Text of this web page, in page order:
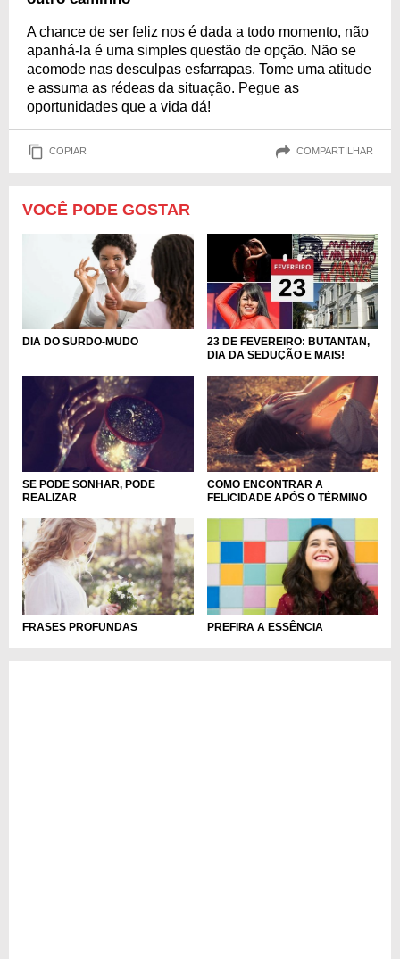
A chance de ser feliz nos é dada a todo momento, não
apanhá-la é uma simples questão de opção. Não se
acomode nas desculpas esfarrapas. Tome uma atitude
e assuma as rédeas da situação. Pegue as
oportunidades que a vida dá!
COPIAR COMPARTILHAR
VOCÊ PODE GOSTAR
DIA DO SURDO-MUDO
23 DE FEVEREIRO: BUTANTAN,
DIA DA SEDUÇÃO E MAIS!
SE PODE SONHAR, PODE
REALIZAR
COMO ENCONTRAR A
FELICIDADE APÓS O TÉRMINO
FRASES PROFUNDAS PREFIRA A ESSÊNCIA